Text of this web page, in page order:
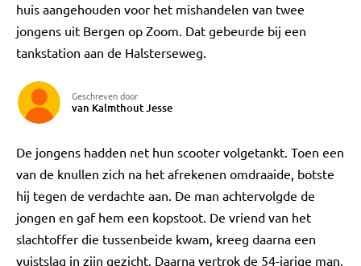
huis aangehouden voor het mishandelen van twee
jongens uit Bergen op Zoom. Dat gebeurde bij een
tankstation aan de Halsterseweg.
Geschreven door
van Kalmthout Jesse
De jongens hadden net hun scooter volgetankt. Toen een
van de knullen zich na het afrekenen omdraaide, botste
hij tegen de verdachte aan. De man achtervolgde de
jongen en gaf hem een kopstoot. De vriend van het
slachtoffer die tussenbeide kwam, kreeg daarna een
vuistslag in zijn gezicht. Daarna vertrok de 54-jarige man.